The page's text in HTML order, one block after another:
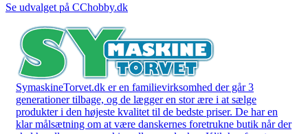
Se udvalget på CChobby.dk
SymaskineTorvet.dk er en familievirksomhed der går 3
generationer tilbage, og de lægger en stor ære i at sælge
produkter i den højeste kvalitet til de bedste priser. De har en
klar målsætning om at være danskernes foretrukne butik når der